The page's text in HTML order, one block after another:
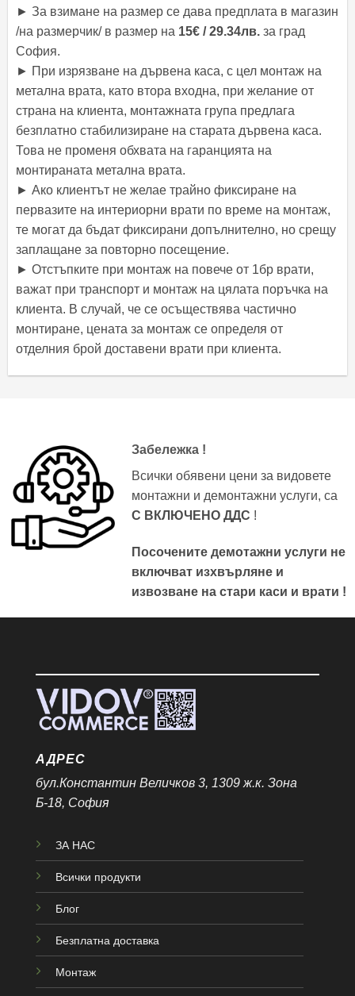
► За взимане на размер се дава предплата в магазин
/на размерчик/ в размер на 15€ / 29.34лв.за град
София.
► При изрязване на дървена каса, с цел монтаж на
метална врата, като втора входна, при желание от
страна на клиента, монтажната група предлага
безплатно стабилизиране на старата дървена каса.
Това не променя обхвата на гаранцията на
монтираната метална врата.
► Ако клиентът не желае трайно фиксиране на
первазите на интериорни врати по време на монтаж,
те могат да бъдат фиксирани допълнително, но срещу
заплащане за повторно посещение.
► Отстъпките при монтаж на повече от 1бр врати,
важат при транспорт и монтаж на цялата поръчка на
клиента. В случай, че се осъществява частично
монтиране, цената за монтаж се определя от
отделния брой доставени врати при клиента.
Забележка !
Всички обявени цени за видовете
монтажни и демонтажни услуги, са
С ВКЛЮЧЕНО ДДС !
Посочените демотажни услуги не
включват изхвърляне и
извозване на стари каси и врати !
АДРЕС
бул.Константин Величков 3, 1309 ж.к. Зона
Б-18, София
ЗА НАС
Всички продукти
Блог
Безплатна доставка
Монтаж